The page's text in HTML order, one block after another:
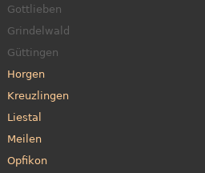
Gottlieben
Grindelwald
Güttingen
Horgen
Kreuzlingen
Liestal
Meilen
Opfikon